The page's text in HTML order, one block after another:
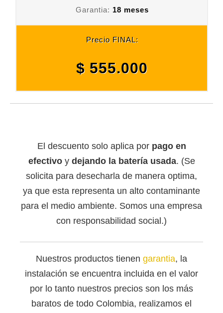
Garantia: 18 meses
Precio FINAL:
$ 555.000
El descuento solo aplica por pago en
efectivoy dejando la batería usada. (Se
solicita para desecharla de manera optima,
ya que esta representa un alto contaminante
para el medio ambiente. Somos una empresa
con responsabilidad social.)
Nuestros productos tienen garantia, la
instalación se encuentra incluida en el valor
por lo tanto nuestros precios son los más
baratos de todo Colombia, realizamos el